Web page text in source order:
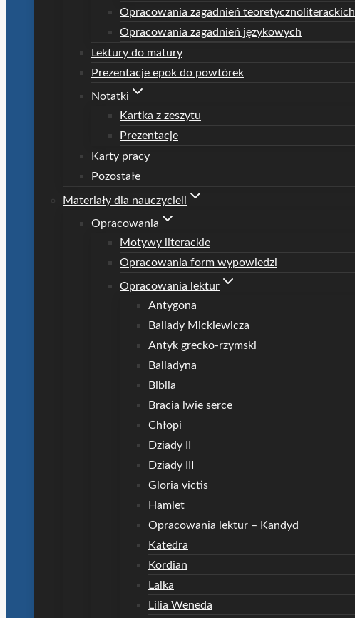
Opracowania zagadnień teoretycznoliterackich
Opracowania zagadnień językowych
Lektury do matury
Prezentacje epok do powtórek
Notatki
Kartka z zeszytu
Prezentacje
Karty pracy
Pozostałe
Materiały dla nauczycieli
Opracowania
Motywy literackie
Opracowania form wypowiedzi
Opracowania lektur
Antygona
Ballady Mickiewicza
Antyk grecko-rzymski
Balladyna
Biblia
Bracia lwie serce
Chłopi
Dziady II
Dziady III
Gloria victis
Hamlet
Opracowania lektur – Kandyd
Katedra
Kordian
Lalka
Lilia Weneda